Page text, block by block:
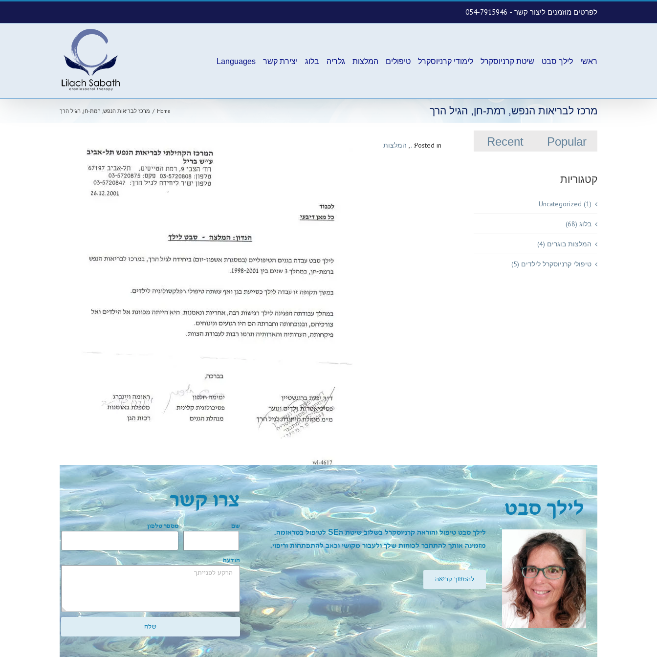
לפרטים מוזמנים ליצור קשר - 054-7915946
ראשי לילך סבט שיטת קרניוסקרל לימודי קרניוסקרל טיפולים המלצות גלריה בלוג יצירת קשר Languages
מרכז לבריאות הנפש, רמת-חן, הגיל הרך Home
/ מרכז לבריאות הנפש, רמת-חן, הגיל הרך
Posted in:
.
, המלצות Popular
Recent
קטגוריות
Uncategorized (1)
בלוג (68)
המלצות בוגרים (4)
טיפולי קרניוסקרל לילדים (5)
לילך סבט
לילך סבט טיפול והוראה קרניוסקרל בשלוב שיטת הSEלטיפול בטראומה.
מזמינה אותך להתחבר לכוחות שלך ולעבור מקושי וכאב להתפתחות וריפוי.
להמשך קריאה
צרו קשר
שם מספר טלפון
הודעה
שלח